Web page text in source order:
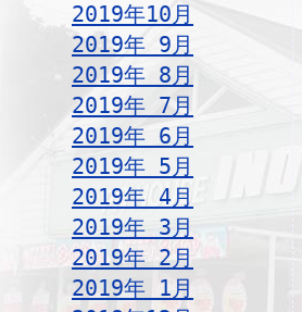
2019年10月
2019年 9月
2019年 8月
2019年 7月
2019年 6月
2019年 5月
2019年 4月
2019年 3月
2019年 2月
2019年 1月